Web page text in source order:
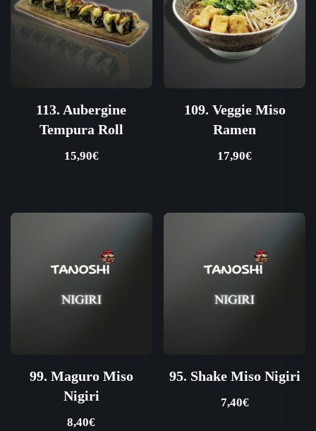
113. Aubergine
Tempura Roll
15,90€
109. Veggie Miso
Ramen
17,90€
99. Maguro Miso
Nigiri
8,40€
95. Shake Miso Nigiri
7,40€